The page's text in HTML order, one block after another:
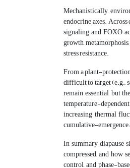
Mechanistically,
endocrine axes.
signaling and FOXO
growth,
stress resistance.
From a plant-
difficult to target (e.g.,
remain essential, but
temperature-
increasing thermal
cumulative-emergence
In summary, diapause
compressed, and how
control, and phase-